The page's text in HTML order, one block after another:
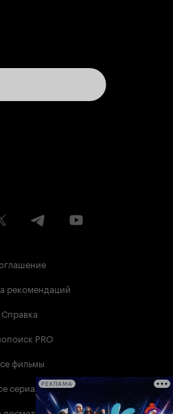
рекомендаций
Справка
PRO
фильмы
сериалыРЕКЛАМА